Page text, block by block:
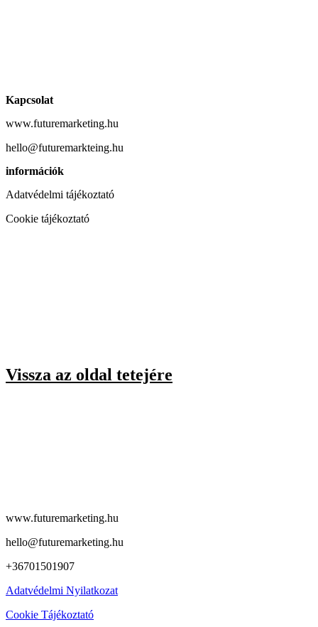
Kapcsolat
www.futuremarketing.hu
hello@futuremarkteing.hu
információk
Adatvédelmi tájékoztató
Cookie tájékoztató
Vissza az oldal tetejére
www.futuremarketing.hu
hello@futuremarketing.hu
+36701501907
Adatvédelmi Nyilatkozat
Cookie Tájékoztató